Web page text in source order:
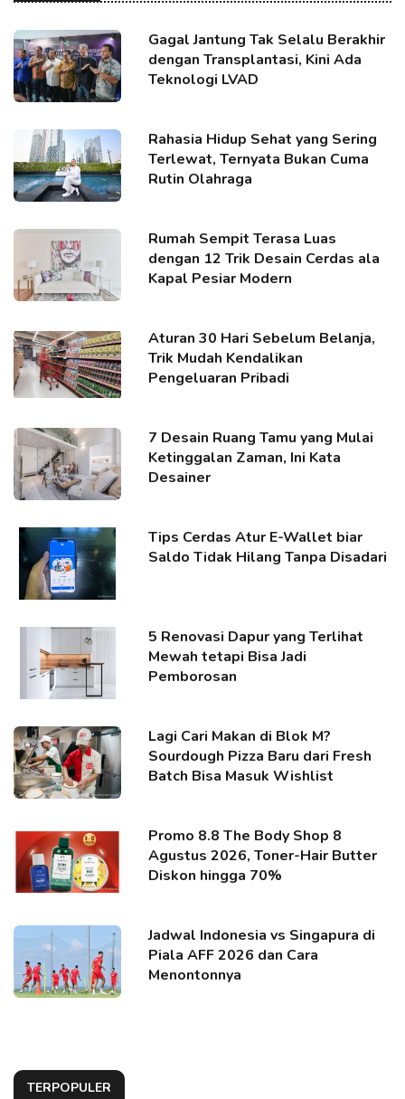
Gagal Jantung Tak Selalu Berakhir
dengan Transplantasi, Kini Ada
Teknologi LVAD
Rahasia Hidup Sehat yang Sering
Terlewat, Ternyata Bukan Cuma
Rutin Olahraga
Rumah Sempit Terasa Luas
dengan 12 Trik Desain Cerdas ala
Kapal Pesiar Modern
Aturan 30 Hari Sebelum Belanja,
Trik Mudah Kendalikan
Pengeluaran Pribadi
7 Desain Ruang Tamu yang Mulai
Ketinggalan Zaman, Ini Kata
Desainer
Tips Cerdas Atur E-Wallet biar
Saldo Tidak Hilang Tanpa Disadari
5 Renovasi Dapur yang Terlihat
Mewah tetapi Bisa Jadi
Pemborosan
Lagi Cari Makan di Blok M?
Sourdough Pizza Baru dari Fresh
Batch Bisa Masuk Wishlist
Promo 8.8 The Body Shop 8
Agustus 2026, Toner-Hair Butter
Diskon hingga 70%
Jadwal Indonesia vs Singapura di
Piala AFF 2026 dan Cara
Menontonnya
TERPOPULER